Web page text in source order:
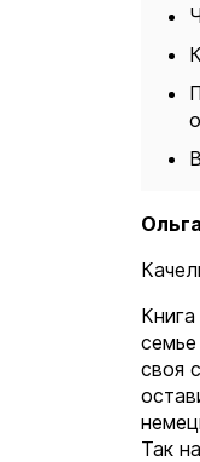
своя
Так